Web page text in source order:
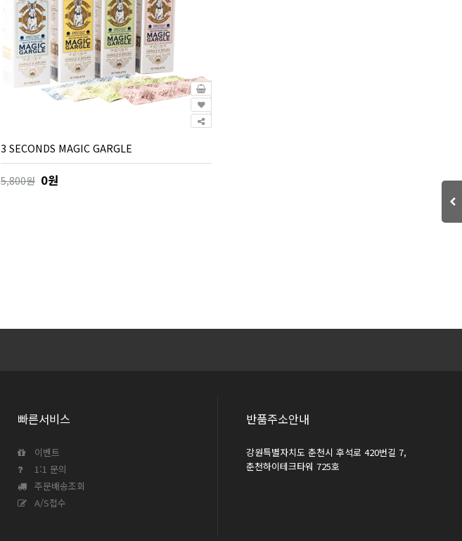
3 SECONDS MAGIC GARGLE
5,800원 0원
빠른서비스
이벤트
1:1 문의
주문배송조회
A/S접수
반품주소안내
강원특별자치도 춘천시 후석로 420번길 7,
춘천하이테크타워 725호